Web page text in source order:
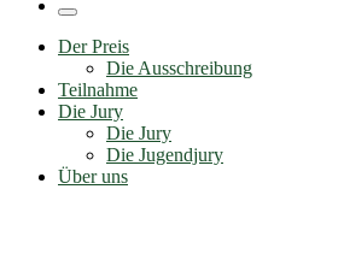
Menü
Der Preis
Die Ausschreibung
Teilnahme
Die Jury
Die Jury
Die Jugendjury
Über uns